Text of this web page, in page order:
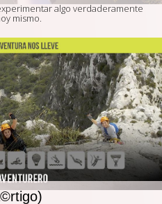
algo verdaderamente
mismo.